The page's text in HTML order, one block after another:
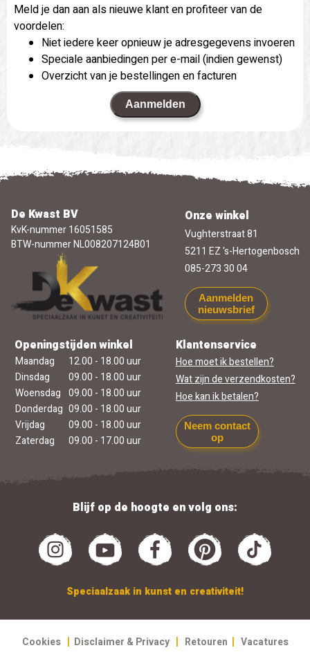
Meld je dan aan als nieuwe klant en profiteer van de
voordelen:
Niet iedere keer opnieuw je adresgegevens invoeren
Speciale aanbiedingen per e-mail (indien gewenst)
Overzicht van je bestellingen en facturen
Aanmelden
De Kwast BV
KvK-nummer 16051585
BTW-nummer NL008207124B01
Onze winkel
Vughterstraat 81
5211 EZ 's-Hertogenbosch
085-273 30 04
Aanmelden
nieuwsbrief
Openingstijden winkel
Maandag
12.00 - 18.00 uur
Dinsdag
09.00 - 18.00 uur
Woensdag 09.00 - 18.00 uur
Donderdag 09.00 - 18.00 uur
Vrijdag
09.00 - 18.00 uur
Zaterdag
09.00 - 17.00 uur
Klantenservice
Hoe moet ik bestellen?
Wat zijn de verzendkosten?
Hoe kan ik betalen?
Neem contact
op
Blijf op de hoogte en volg ons:
Speciaalzaak in kunst en creativiteit!
Cookies | Disclaimer & Privacy | Retouren | Vacatures